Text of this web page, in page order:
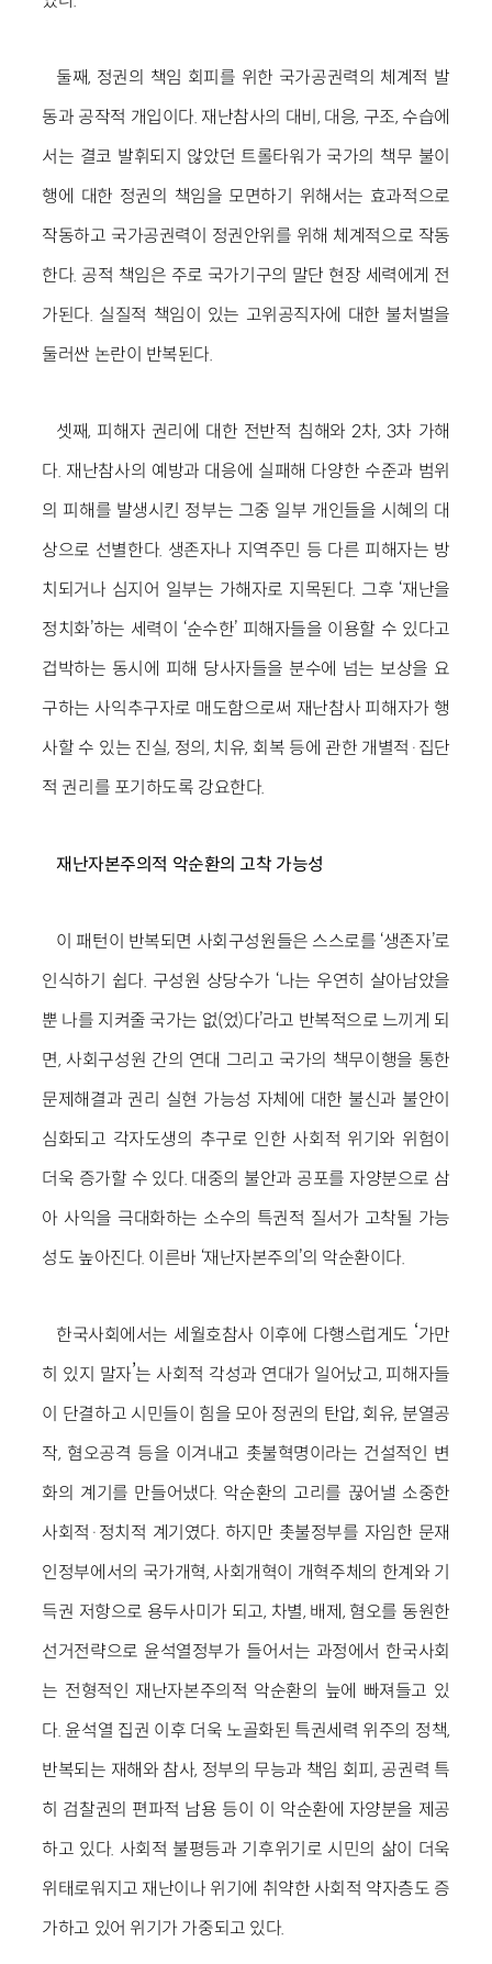
둘째, 정권의 책임 회피를 위한 국가공권력의 체계적 발
동과 공작적 개입이다. 재난참사의 대비, 대응, 구조, 수습에
서는 결코 발휘되지 않았던 트롤타워가 국가의 책무 불이
행에 대한 정권의 책임을 모면하기 위해서는 효과적으로
작동하고 국가공권력이 정권안위를 위해 체계적으로 작동
한다. 공적 책임은 주로 국가기구의 말단 현장 세력에게 전
가된다. 실질적 책임이 있는 고위공직자에 대한 불처벌을
둘러싼 논란이 반복된다.
셋째, 피해자 권리에 대한 전반적 침해와 2차, 3차 가해
다. 재난참사의 예방과 대응에 실패해 다양한 수준과 범위
의 피해를 발생시킨 정부는 그중 일부 개인들을 시혜의 대
상으로 선별한다. 생존자나 지역주민 등 다른 피해자는 방
치되거나 심지어 일부는 가해자로 지목된다. 그후 ‘재난을
정치화’하는 세력이 ‘순수한’ 피해자들을 이용할 수 있다고
겁박하는 동시에 피해 당사자들을 분수에 넘는 보상을 요
구하는 사익추구자로 매도함으로써 재난참사 피해자가 행
사할 수 있는 진실, 정의, 치유, 회복 등에 관한 개별적·집단
적 권리를 포기하도록 강요한다.
재난자본주의적 악순환의 고착 가능성
이 패턴이 반복되면 사회구성원들은 스스로를 ‘생존자’로
인식하기 쉽다. 구성원 상당수가 ‘나는 우연히 살아남았을
뿐 나를 지켜줄 국가는 없(었)다’라고 반복적으로 느끼게 되
면, 사회구성원 간의 연대 그리고 국가의 책무이행을 통한
문제해결과 권리 실현 가능성 자체에 대한 불신과 불안이
심화되고 각자도생의 추구로 인한 사회적 위기와 위험이
더욱 증가할 수 있다. 대중의 불안과 공포를 자양분으로 삼
아 사익을 극대화하는 소수의 특권적 질서가 고착될 가능
성도 높아진다. 이른바 ‘재난자본주의’의 악순환이다.
한국사회에서는 세월호참사 이후에 다행스럽게도 ‘가만
히 있지 말자’는 사회적 각성과 연대가 일어났고, 피해자들
이 단결하고 시민들이 힘을 모아 정권의 탄압, 회유, 분열공
작, 혐오공격 등을 이겨내고 촛불혁명이라는 건설적인 변
화의 계기를 만들어냈다. 악순환의 고리를 끊어낼 소중한
사회적·정치적 계기였다. 하지만 촛불정부를 자임한 문재
인정부에서의 국가개혁, 사회개혁이 개혁주체의 한계와 기
득권 저항으로 용두사미가 되고, 차별, 배제, 혐오를 동원한
선거전략으로 윤석열정부가 들어서는 과정에서 한국사회
는 전형적인 재난자본주의적 악순환의 늪에 빠져들고 있
다. 윤석열 집권 이후 더욱 노골화된 특권세력 위주의 정책,
반복되는 재해와 참사, 정부의 무능과 책임 회피, 공권력 특
히 검찰권의 편파적 남용 등이 이 악순환에 자양분을 제공
하고 있다. 사회적 불평등과 기후위기로 시민의 삶이 더욱
위태로워지고 재난이나 위기에 취약한 사회적 약자층도 증
가하고 있어 위기가 가중되고 있다.